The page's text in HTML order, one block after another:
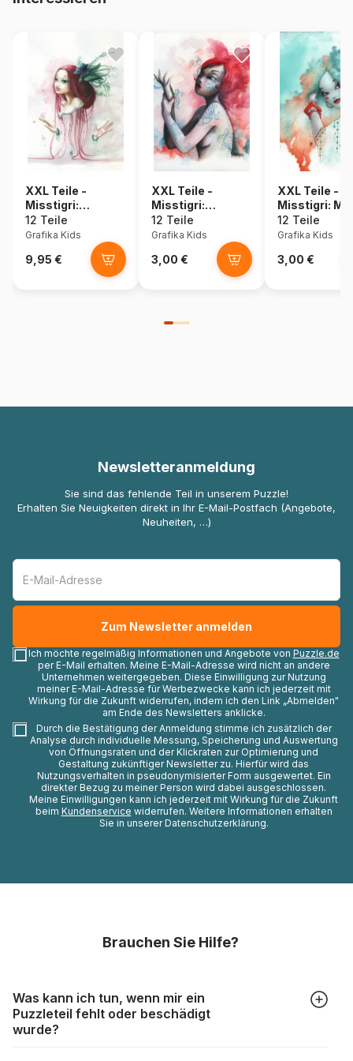
XXL Teile -
Misstigri:
Aérienne 2
12 Teile
Grafika Kids
9,95 €
XXL Teile -
Misstigri:
Mutation
12 Teile
Grafika Kids
3,00 €
XXL Teile -
Misstigri:
12 Teile
Grafika Kids
3,00 €
Newsletteranmeldung
Sie sind das fehlende Teil in unserem Puzzle!
Erhalten Sie Neuigkeiten direkt in Ihr E-Mail-Postfach (Angebote,
Neuheiten, …)
Ich möchte regelmäßig Informationen und Angebote von Puzzle.de
per E-Mail erhalten. Meine E-Mail-Adresse wird nicht an andere
Unternehmen weitergegeben. Diese Einwilligung zur Nutzung
meiner E-Mail-Adresse für Werbezwecke kann ich jederzeit mit
Wirkung für die Zukunft widerrufen, indem ich den Link „Abmelden"
am Ende des Newsletters anklicke.
Durch die Bestätigung der Anmeldung stimme ich zusätzlich der
Analyse durch individuelle Messung, Speicherung und Auswertung
von Öffnungsraten und der Klickraten zur Optimierung und
Gestaltung zukünftiger Newsletter zu. Hierfür wird das
Nutzungsverhalten in pseudonymisierter Form ausgewertet. Ein
direkter Bezug zu meiner Person wird dabei ausgeschlossen.
Meine Einwilligungen kann ich jederzeit mit Wirkung für die Zukunft
beim Kundenservice widerrufen. Weitere Informationen erhalten
Sie in unserer Datenschutzerklärung.
Brauchen Sie Hilfe?
Was kann ich tun, wenn mir ein
Puzzleteil fehlt oder beschädigt
wurde?